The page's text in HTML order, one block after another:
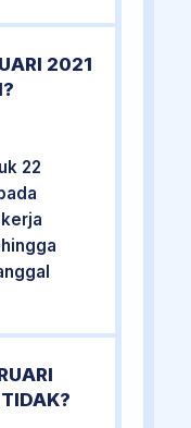
2021
22